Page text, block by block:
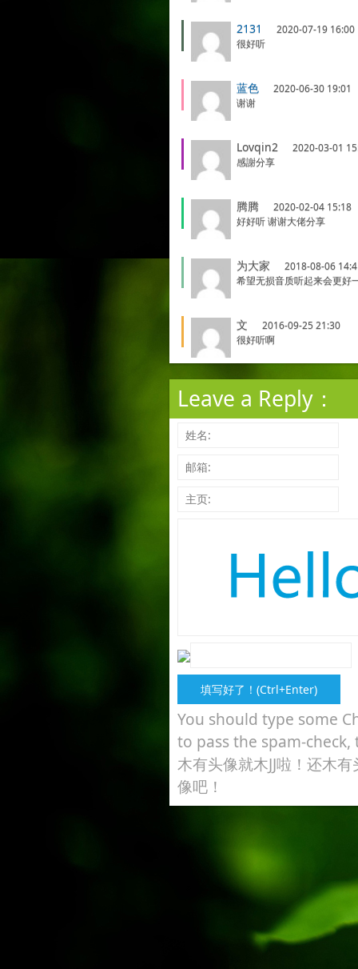
2131
2020-07-19 16:00
很好听
蓝色
2020-06-30 19:01
谢谢
Lovqin2
2020-03-01
感謝分享
腾腾
2020-02-04 15:18
好好听 谢谢大佬分享
为大家
2018-08-06
希望无损音质听起来会更好
文
2016-09-25 21:30
很好听啊
Leave a Reply：
姓名:
邮箱:
主页:
You should type some
to pass the spam-
木有头像就木JJ啦！还木
像吧！